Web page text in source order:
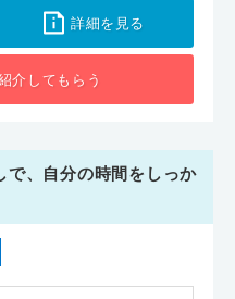
詳細を見る
介してもらう
、自分の時間をしっか